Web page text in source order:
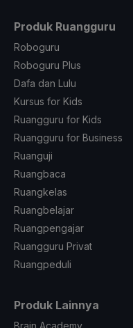
Produk Ruangguru
Roboguru
Roboguru Plus
Dafa dan Lulu
Kursus for Kids
Ruangguru for Kids
Ruangguru for Business
Ruanguji
Ruangbaca
Ruangkelas
Ruangbelajar
Ruangpengajar
Ruangguru Privat
Ruangpeduli
Produk Lainnya